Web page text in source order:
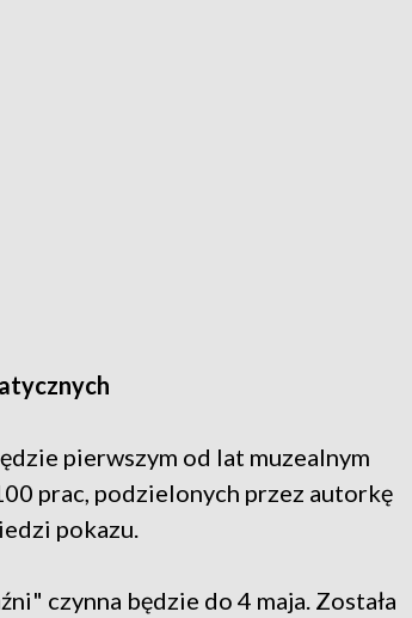
pierwszym od lat muzealnym
prac, podzielonych przez autorkę
pokazu.
czynna będzie do 4 maja. Została